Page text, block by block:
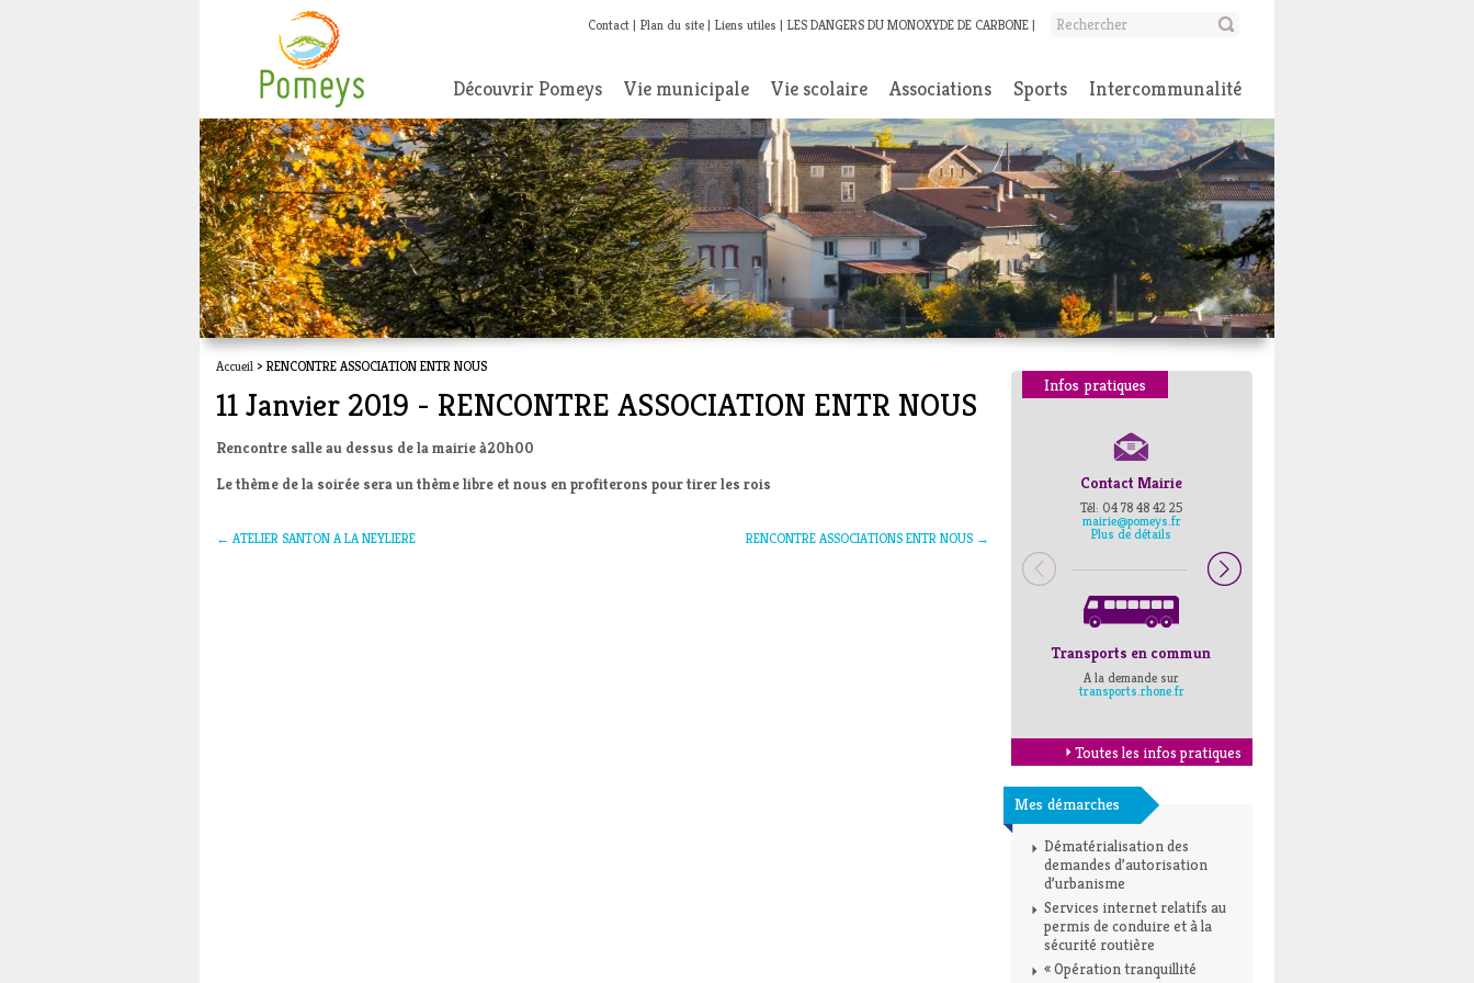
Contact Plan du site Liens utiles LES DANGERS DU MONOXYDE DE CARBONE
Découvrir Pomeys Vie municipale Vie scolaire Associations Sports Intercommunalité
Accueil > RENCONTRE ASSOCIATION ENTR NOUS
11 Janvier 2019 - RENCONTRE ASSOCIATION ENTR NOUS
Rencontre salle au dessus de la mairie à20h00
Le thème de la soirée sera un thème libre et nous en profiterons pour tirer les rois
← ATELIER SANTON A LA NEYLIERE RENCONTRE ASSOCIATIONS ENTR NOUS →
Infos pratiques
Contact Mairie
Tél: 04 78 48 42 25
mairie@pomeys.fr
Plus de détails
Transports en commun
A la demande sur
transports.rhone.fr
Toutes les infos pratiques
Mes démarches
Dématérialisation des
demandes d’autorisation
d’urbanisme
Services internet relatifs au
permis de conduire et à la
sécurité routière
« Opération tranquillité